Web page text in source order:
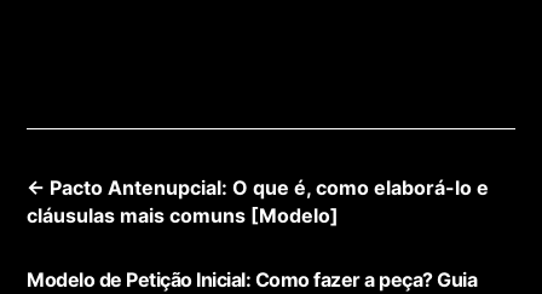
← Pacto Antenupcial: O que é, como elaborá-lo e
cláusulas mais comuns [Modelo]
Modelo de Petição Inicial: Como fazer a peça? Guia